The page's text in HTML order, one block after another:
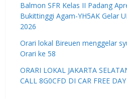
Balmon SFR Kelas II Padang
Bukittinggi Agam-YH5AK Gelar
2026
Orari lokal Bireuen menggelar
Orari ke 58
ORARI LOKAL JAKARTA
CALL 8G0CFD DI CAR FREE